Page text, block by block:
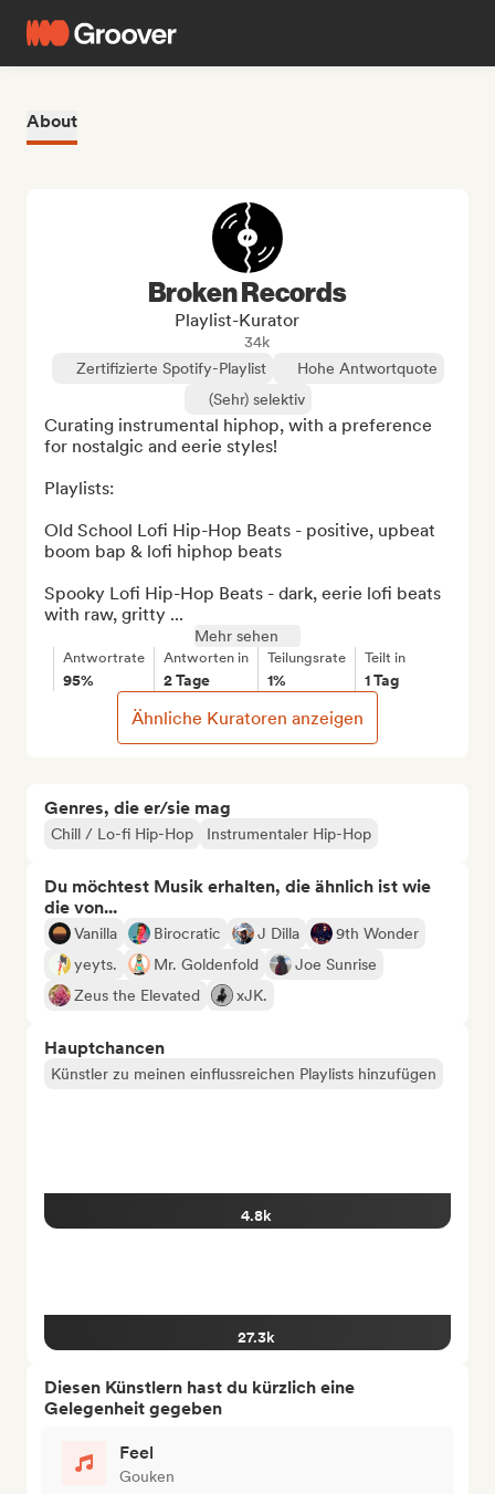
About
Genres, die er/sie mag
Chill / Lo-fi Hip-Hop Instrumentaler Hip-Hop
Du möchtest Musik erhalten, die ähnlich ist wie
die von...
Vanilla Birocratic J Dilla
9th Wonder
yeyts.
Mr. Goldenfold
Joe Sunrise
Zeus the Elevated
xJK.
Hauptchancen
Künstler zu meinen einflussreichen Playlists hinzufügen
4.8k
27.3k
Diesen Künstlern hast du kürzlich eine
Gelegenheit gegeben
Feel
Gouken
Broken Records
Playlist-Kurator
34k
Zertifizierte Spotify-Playlist
Hohe Antwortquote
(Sehr) selektiv
Curating instrumental hiphop, with a preference
for nostalgic and eerie styles!
Playlists:
Old School Lofi Hip-Hop Beats - positive, upbeat
boom bap & lofi hiphop beats
Spooky Lofi Hip-Hop Beats - dark, eerie lofi beats
with raw, gritty ...
Mehr sehen
Antwortrate
95%
Antworten in
2 Tage
Teilungsrate
1%
Teilt in
1 Tag
Ähnliche Kuratoren anzeigen